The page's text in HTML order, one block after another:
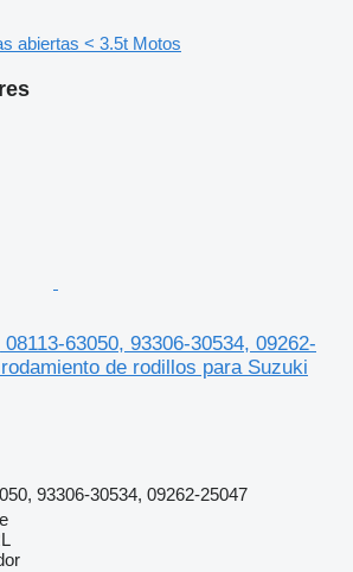
63050, 93306-30534, 09262-
de rodillos para Suzuki
93306-30534, 09262-25047
abiertas < 3.5t Motos